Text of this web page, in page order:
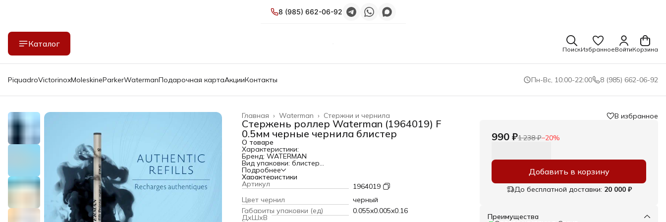
8 (985) 662-06-92
Каталог
ПоискИзбранноеВойтиКорзина
PiquadroVictorinoxMoleskineParkerWatermanПодарочная картаАкцииКонтакты Пн-Вс, 10:00-22:00 8 (985) 662-06-92
Стержни и чернила
Waterman ›
Главная ›
Стержень роллер Waterman (1964019) F
0.5мм черные чернила блистер
О товаре
Характеристики:
Бренд: WATERMAN
Вид упаковки: блистер
Тип: Стержень
PartNumber/Артикул Производителя: 1964019
Описание: Стержень для ручки-роллера Waterman.
Тип стержня: роллер
Размер пишущего узла: тонкий (F)
Размер пишущего узла (мм): 0.5 мм
Цвет чернил: черный
Габариты упаковки (ед) ДхШхВ: 0.055x0.005x0.16 м
Подробнее
Характеристики
Артикул
1964019
Цвет чернил
черный
Габариты упаковки (ед)
ДхШхВ
0.055x0.005x0.16
В избранное
990 ₽1 238 ₽−20%
Добавить в корзину
До бесплатной доставки: 20 000 ₽
Преимущества